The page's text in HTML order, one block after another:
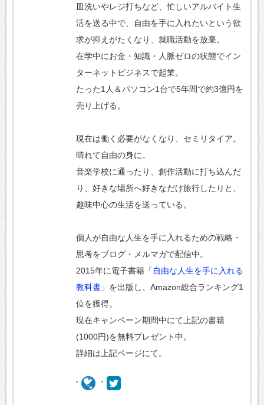
皿洗いやレジ打ちなど、忙しいアルバイト生
活を送る中で、自由を手に入れたいという欲
求が抑えがたくなり、就職活動を放棄。
在学中にお金・知識・人脈ゼロの状態でイン
ターネットビジネスで起業。
たった1人＆パソコン1台で5年間で約3億円を
売り上げる。
現在は働く必要がなくなり、セミリタイア。
晴れて自由の身に。
音楽学校に通ったり、創作活動に打ち込んだ
り、好きな場所へ好きなだけ旅行したりと、
趣味中心の生活を送っている。
個人が自由な人生を手に入れるための戦略・
思考をブログ・メルマガで配信中。
2015年に電子書籍 「自由な人生を手に入れる
教科書」 を出版し、Amazon総合ランキング1
位を獲得。
現在キャンペーン期間中にて上記の書籍
(1000円)を無料プレゼント中。
詳細は上記ページにて。